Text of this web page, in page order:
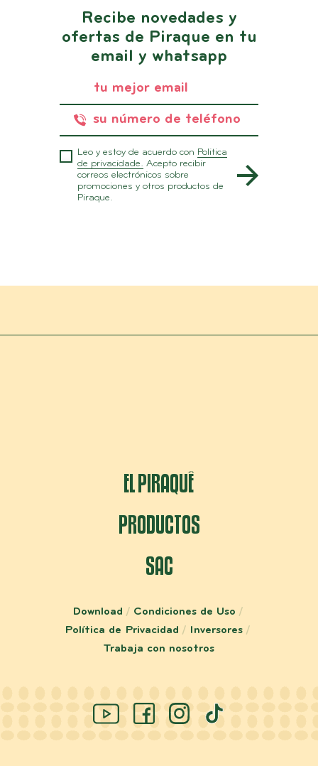
Recibe novedades y
ofertas de Piraque en tu
email y whatsapp
Leo y estoy de acuerdo con Politica
de privacidade. Acepto recibir
correos electrónicos sobre
promociones y otros productos de
Piraque.
EL PIRAQUÊ
PRODUCTOS
SAC
Download
Condiciones de Uso
Política de Privacidad
Inversores
Trabaja con nosotros